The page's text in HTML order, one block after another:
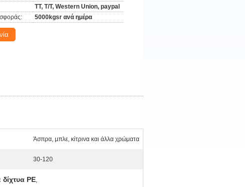
TT, T/T, Western Union, paypal
5000kgsr ανά ημέρα
Άσπρα, μπλε, κίτρινα και άλλα χρώματα
30-120
δίχτυα PE,